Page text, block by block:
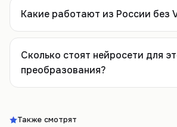
Какие работают из России без
Сколько стоят нейросети для
преобразования?
Также смотрят